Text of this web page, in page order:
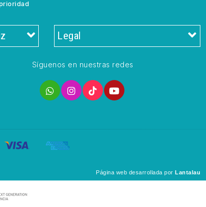
Legal
Síguenos en nuestras redes
Página web desarrollada por Lantalau